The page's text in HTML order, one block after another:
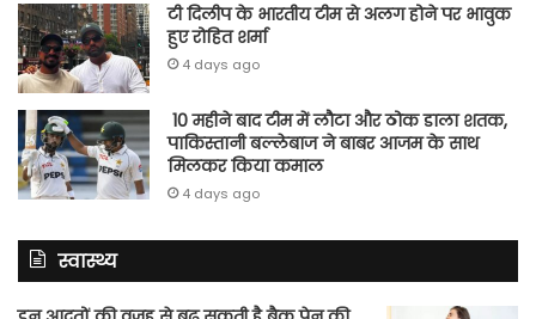
टी दिलीप के भारतीय टीम से अलग होने पर भावुक
हुए रोहित शर्मा
4 days ago
10 महीने बाद टीम में लौटा और ठोक डाला शतक,
पाकिस्तानी बल्लेबाज ने बाबर आजम के साथ
मिलकर किया कमाल
4 days ago
स्वास्थ्य